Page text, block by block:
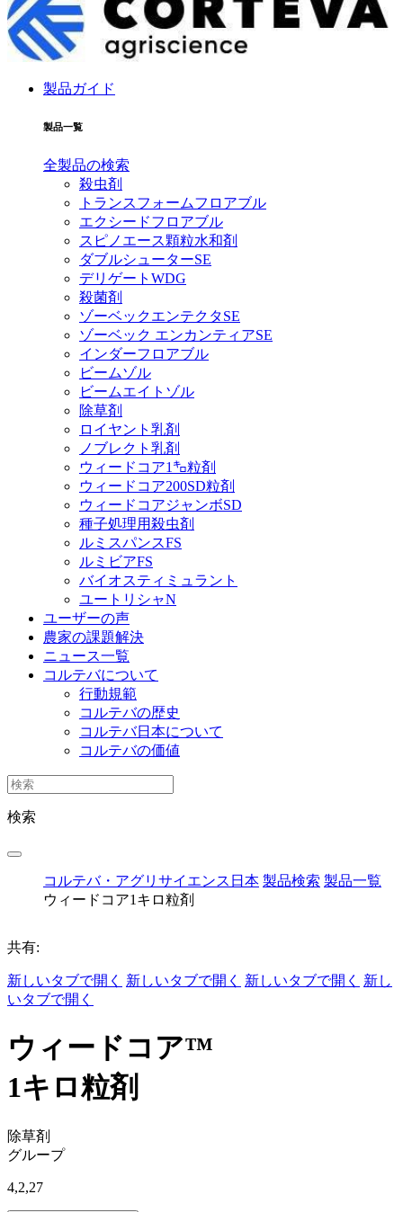
製品ガイド
製品一覧
全製品の検索
殺虫剤
トランスフォームフロアブル
エクシードフロアブル
スピノエース顆粒水和剤
ダブルシューターSE
デリゲートWDG
殺菌剤
ゾーベックエンテクタSE
ゾーベック エンカンティアSE
インダーフロアブル
ビームゾル
ビームエイトゾル
除草剤
ロイヤント乳剤
ノブレクト乳剤
ウィードコア1㌔粒剤
ウィードコア200SD粒剤
ウィードコアジャンボSD
種子処理用殺虫剤
ルミスパンスFS
ルミビアFS
バイオスティミュラント
ユートリシャN
ユーザーの声
農家の課題解決
ニュース一覧
コルテバについて
行動規範
コルテバの歴史
コルテバ日本について
コルテバの価値
検索
コルテバ・アグリサイエンス日本 製品検索 製品一覧
ウィードコア1キロ粒剤
共有:
新しいタブで開く 新しいタブで開く 新しいタブで開く
新し
いタブで開く
ウィードコア™
1キロ粒剤
除草剤
グループ
4,2,27